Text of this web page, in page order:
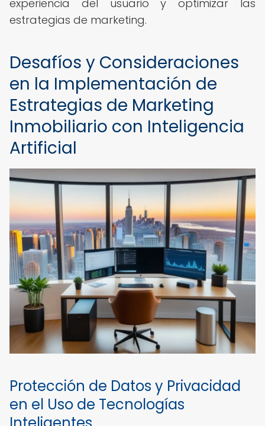
experiencia del usuario y optimizar las
estrategias de marketing.
Desafíos y Consideraciones
en la Implementación de
Estrategias de Marketing
Inmobiliario con Inteligencia
Artificial
Protección de Datos y Privacidad
en el Uso de Tecnologías